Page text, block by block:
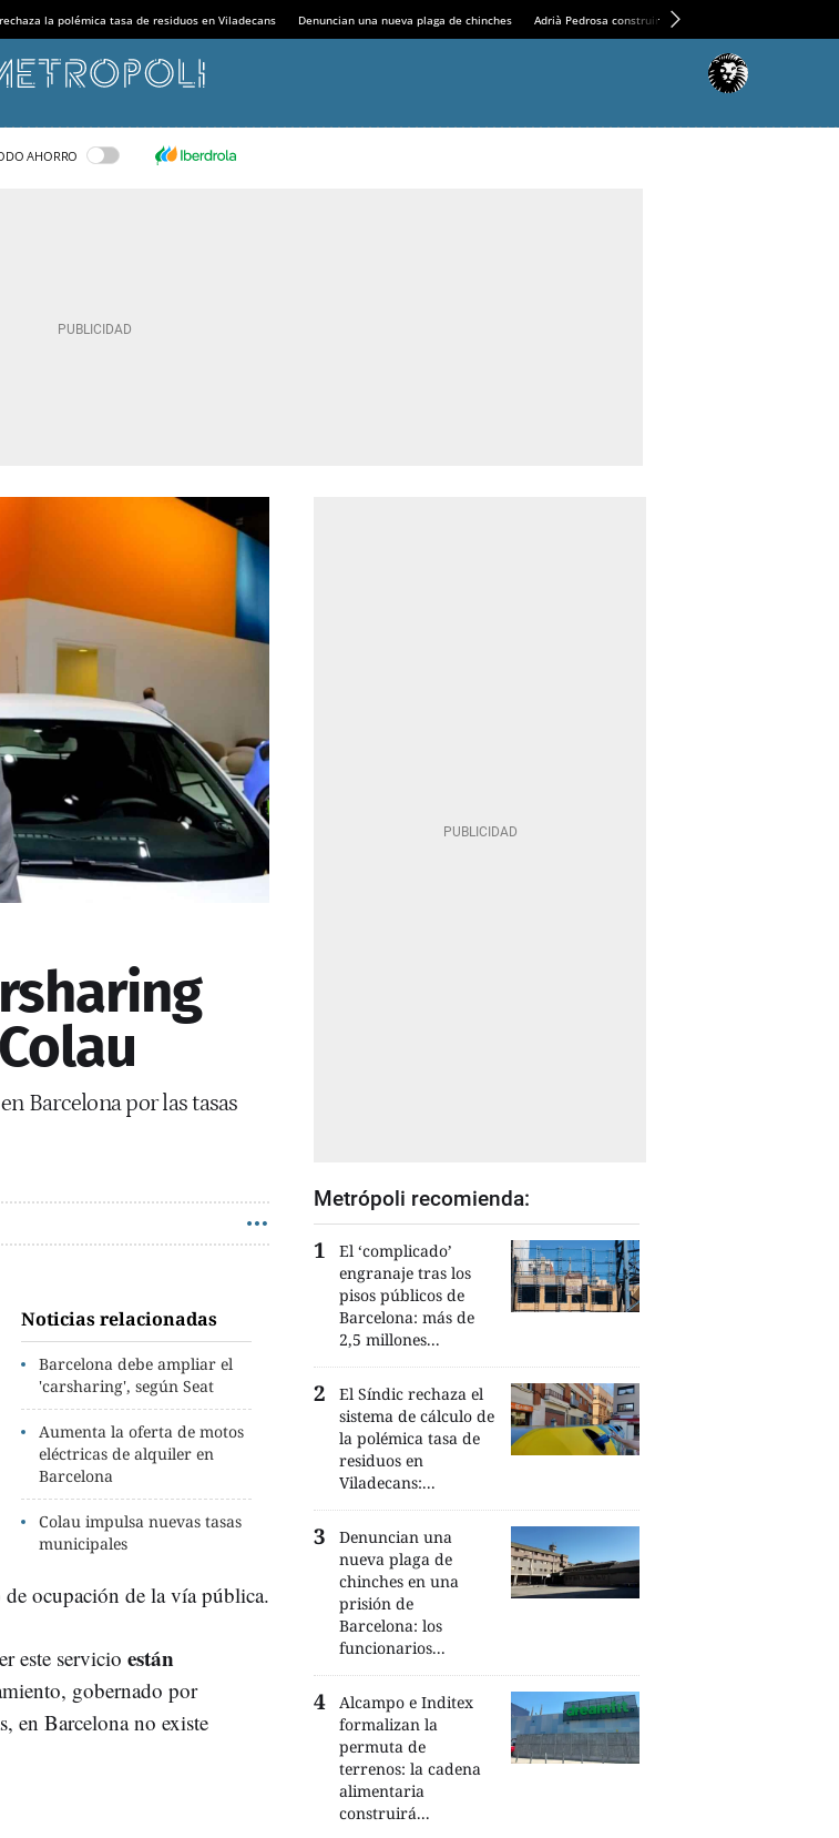
la polémica tasa de residuos en Viladecans Denuncian una nueva plaga de chinches Adrià Pedrosa construirá la nueva residencia en el
AHORRO
Barcelona por las tasas
Noticias relacionadas
Barcelona debe ampliar el
'carsharing', según Seat
Aumenta la oferta de motos
eléctricas de alquiler en
Barcelona
Colau impulsa nuevas tasas
municipales
de ocupación de la vía pública.
este servicio están
gobernado por
en Barcelona no existe
Metrópoli recomienda:
El ‘complicado’
engranaje tras los
pisos públicos de
Barcelona: más de
2,5 millones...
El Síndic rechaza el
sistema de cálculo de
la polémica tasa de
residuos en
Viladecans:...
Denuncian una
nueva plaga de
chinches en una
prisión de
Barcelona: los
funcionarios...
Alcampo e Inditex
formalizan la
permuta de
terrenos: la cadena
alimentaria
construirá...